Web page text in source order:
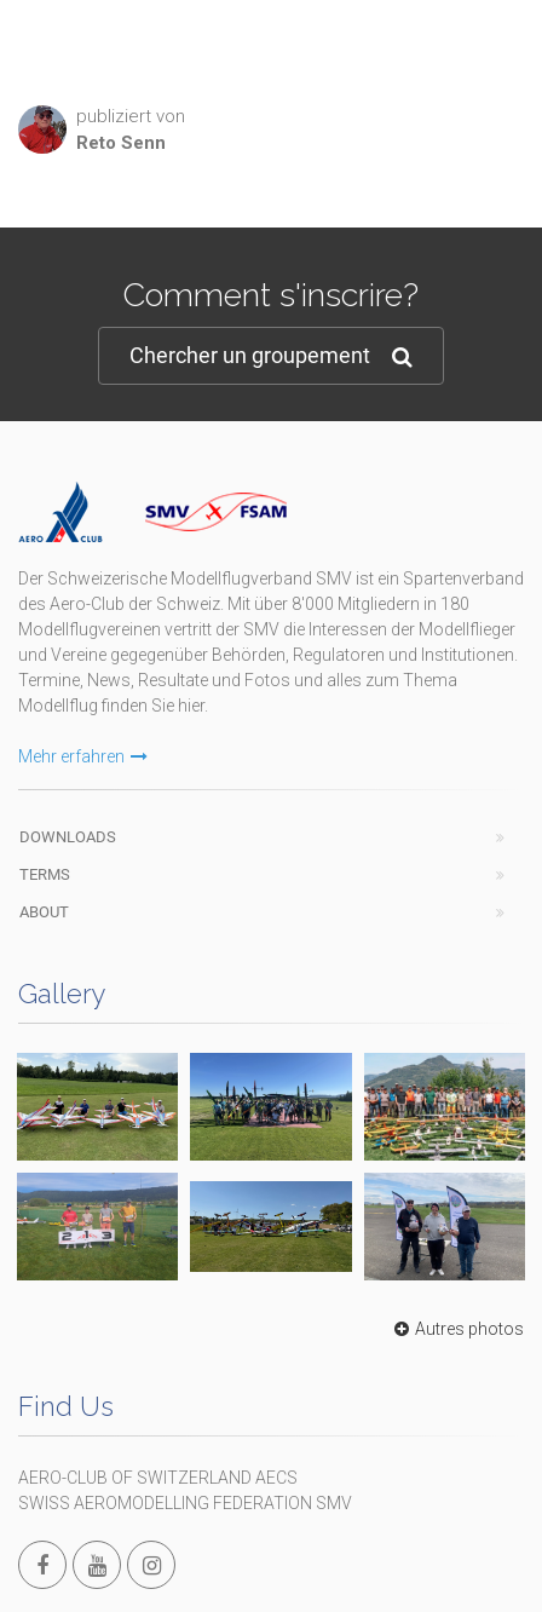
publiziert von
Reto Senn
Comment s'inscrire?
Chercher un groupement
Der Schweizerische Modellflugverband SMV ist ein Spartenverband
des Aero-Club der Schweiz. Mit über 8'000 Mitgliedern in 180
Modellflugvereinen vertritt der SMV die Interessen der Modellflieger
und Vereine gegegenüber Behörden, Regulatoren und Institutionen.
Termine, News, Resultate und Fotos und alles zum Thema
Modellflug finden Sie hier.
Mehr erfahren
DOWNLOADS
TERMS
ABOUT
Gallery
Autres photos
Find Us
AERO-CLUB OF SWITZERLAND AECS
SWISS AEROMODELLING FEDERATION SMV